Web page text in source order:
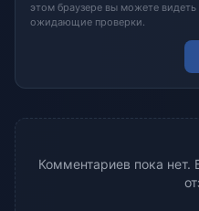
этом браузере вы можете
ожидающие проверки.
Комментариев пока нет.